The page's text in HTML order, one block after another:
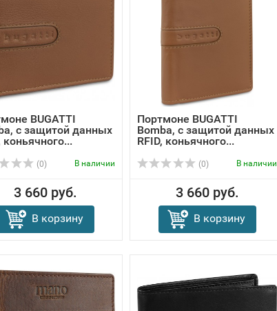
BUGATTI
с защитой данных
коньячного...
(0) В наличии
3 660 руб.
В корзину
Портмоне BUGATTI
Bomba, с защитой данных
RFID, коньячного...
(0) В наличии
3 660 руб.
В корзину